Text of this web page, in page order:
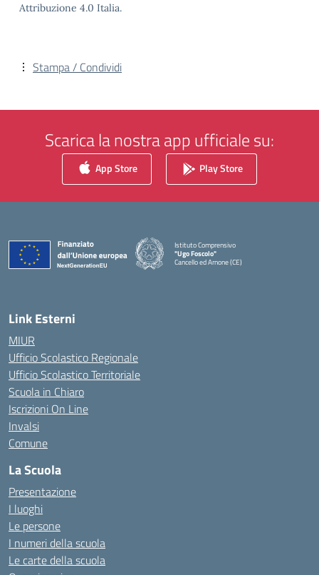
Attribuzione 4.0 Italia.
Stampa / Condividi
Scarica la nostra app ufficiale su:
App Store Play Store
Istituto Comprensivo
"Ugo Foscolo"
Cancello ed Arnone (CE)
Link Esterni
MIUR
Ufficio Scolastico Regionale
Ufficio Scolastico Territoriale
Scuola in Chiaro
Iscrizioni On Line
Invalsi
Comune
La Scuola
Presentazione
I luoghi
Le persone
I numeri della scuola
Le carte della scuola